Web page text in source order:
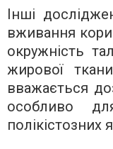
Інші
вживання
окружність
жирової
вважається
особливо
полікістозних